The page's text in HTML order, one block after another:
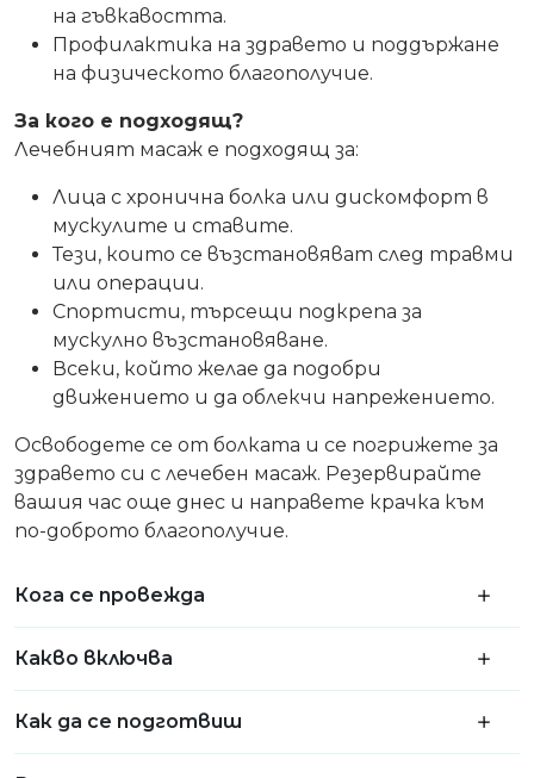
на гъвкавостта.
Профилактика на здравето и поддържане
на физическото благополучие.
За кого е подходящ?
Лечебният масаж е подходящ за:
Лица с хронична болка или дискомфорт в
мускулите и ставите.
Тези, които се възстановяват след травми
или операции.
Спортисти, търсещи подкрепа за
мускулно възстановяване.
Всеки, който желае да подобри
движението и да облекчи напрежението.
Освободете се от болката и се погрижете за
здравето си с лечебен масаж. Резервирайте
вашия час още днес и направете крачка към
по-доброто благополучие.
Кога се провежда
Какво включва
Как да се подготвиш